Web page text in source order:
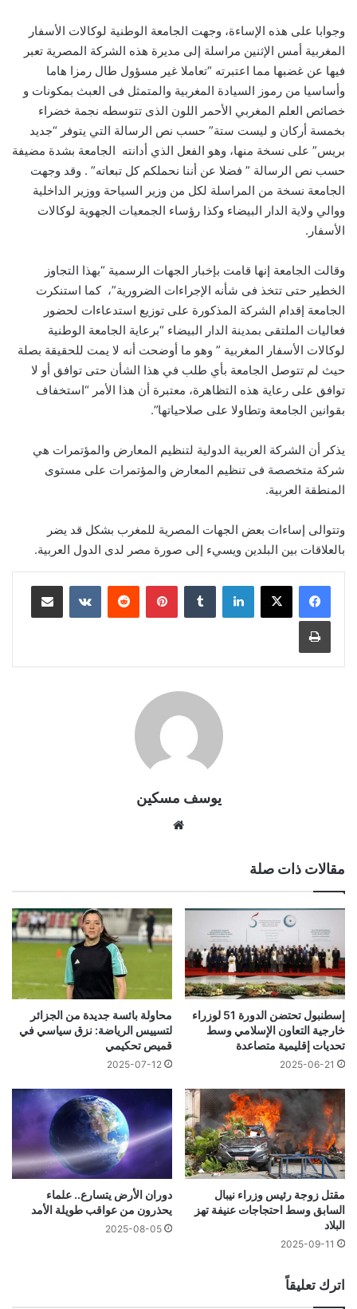
وجوابا على هذه الإساءة، وجهت الجامعة الوطنية لوكالات الأسفار
المغربية أمس الإثنين مراسلة إلى مديرة هذه الشركة المصرية تعبر
فيها عن غضبها مما اعتبرته “تعاملا غير مسؤول طال رمزا هاما
وأساسيا من رموز السيادة المغربية والمتمثل فى العبث بمكونات و
خصائص العلم المغربي الأحمر اللون الذى تتوسطه نجمة خضراء
بخمسة أركان و ليست ستة” حسب نص الرسالة التي يتوفر “جديد
بريس” على نسخة منها، وهو الفعل الذي أدانته الجامعة بشدة مضيفة
حسب نص الرسالة ” فضلا عن أننا نحملكم كل تبعاته” . وقد وجهت
الجامعة نسخة من المراسلة لكل من وزير السياحة ووزير الداخلية
ووالي ولاية الدار البيضاء وكذا رؤساء الجمعيات الجهوية لوكالات
الأسفار.
وقالت الجامعة إنها قامت بإخبار الجهات الرسمية “بهذا التجاوز
الخطير حتى تتخذ فى شأنه الإجراءات الضرورية”، كما استنكرت
الجامعة إقدام الشركة المذكورة على توزيع استدعاءات لحضور
فعاليات الملتقى بمدينة الدار البيضاء “برعاية الجامعة الوطنية
لوكالات الأسفار المغربية ” وهو ما أوضحت أنه لا يمت للحقيقة بصلة
حيث لم تتوصل الجامعة بأي طلب في هذا الشأن حتى توافق أو لا
توافق على رعاية هذه التظاهرة، معتبرة أن هذا الأمر “استخفاف
بقوانين الجامعة وتطاولا على صلاحياتها”.
يذكر أن الشركة العربية الدولية لتنظيم المعارض والمؤتمرات هي
شركة متخصصة فى تنظيم المعارض والمؤتمرات على مستوى
المنطقة العربية.
وتتوالى إساءات بعض الجهات المصرية للمغرب بشكل قد يضر
بالعلاقات بين البلدين ويسيء إلى صورة مصر لدى الدول العربية.
لينكدإن بينتيريست مشاركة عبر البريد
طباعة
يوسف مسكين
مقالات ذات صلة
إسطنبول تحتضن الدورة 51 لوزراء
خارجية التعاون الإسلامي وسط
تحديات إقليمية متصاعدة
2025-06-21
محاولة بائسة جديدة من الجزائر
لتسييس الرياضة: نزق سياسي في
قميص تحكيمي
2025-07-12
مقتل زوجة رئيس وزراء نيبال
السابق وسط احتجاجات عنيفة تهز
البلاد
2025-09-11
دوران الأرض يتسارع.. علماء
يحذرون من عواقب طويلة الأمد
2025-08-05
اترك تعليقاً